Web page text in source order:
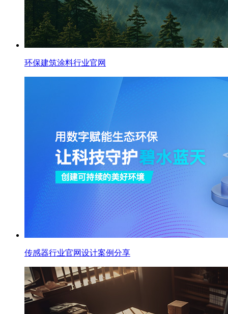
环保建筑涂料行业官网
传感器行业官网设计案例分享